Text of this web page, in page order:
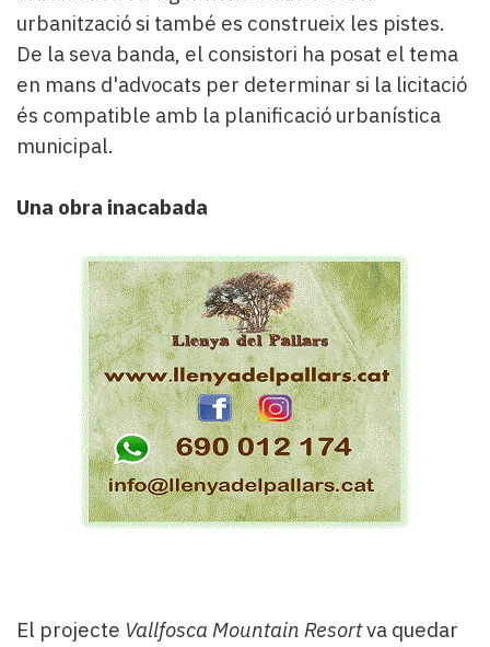
urbanització si també es construeix les pistes.
De la seva banda, el consistori ha posat el tema
en mans d'advocats per determinar si la licitació
és compatible amb la planificació urbanística
municipal.
Una obra inacabada
El projecte Vallfosca Mountain Resortva quedar